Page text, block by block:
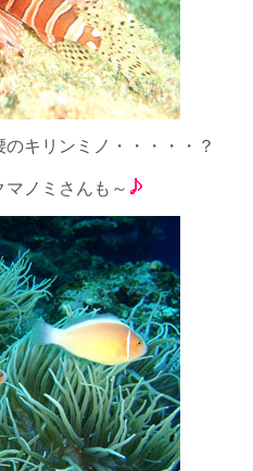
キリンミノ・・・・・？
ノミさんも～